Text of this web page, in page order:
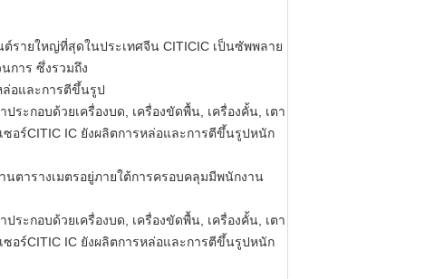
รายใหญ่ที่สุดในประเทศจีน CITICIC เป็นซัพพลาย
การ ซึ่งรวมถึง
ล่อและการตีขึ้นรูป
ะกอบด้วยเครื่องบด, เครื่องขัดพื้น, เครื่องคั้น, เตา
ซอร์CITIC IC ยังผลิตการหล่อและการตีขึ้นรูปหนัก
นตารางเมตรอยู่ภายใต้การครอบคลุมมีพนักงาน
ะกอบด้วยเครื่องบด, เครื่องขัดพื้น, เครื่องคั้น, เตา
ซอร์CITIC IC ยังผลิตการหล่อและการตีขึ้นรูปหนัก